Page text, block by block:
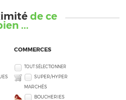
de ce
...
COMMERCES
TOUT SÉLECTIONNER
SUPER/HYPER
MARCHÉS
BOUCHERIES